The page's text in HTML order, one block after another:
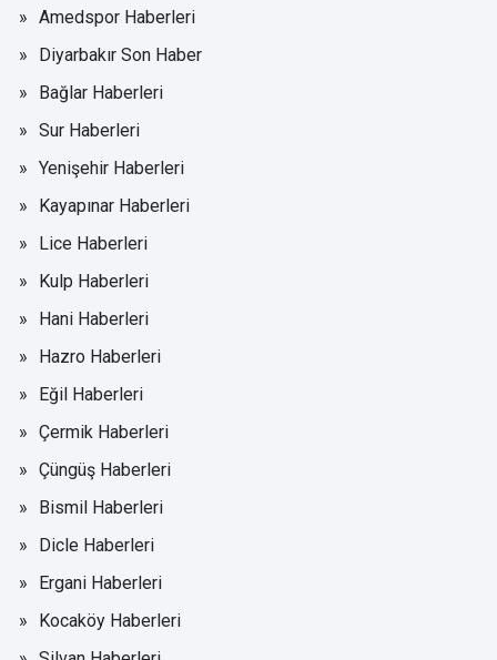
Amedspor Haberleri
Diyarbakır Son Haber
Bağlar Haberleri
Sur Haberleri
Yenişehir Haberleri
Kayapınar Haberleri
Lice Haberleri
Kulp Haberleri
Hani Haberleri
Hazro Haberleri
Eğil Haberleri
Çermik Haberleri
Çüngüş Haberleri
Bismil Haberleri
Dicle Haberleri
Ergani Haberleri
Kocaköy Haberleri